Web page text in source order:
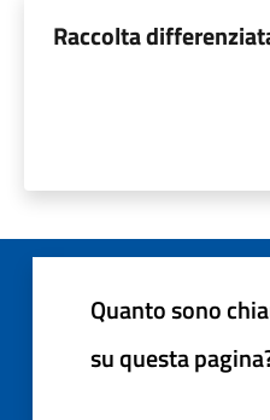
Raccolta
Quanto sono
su questa